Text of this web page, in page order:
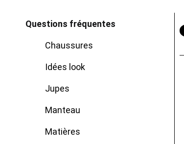
Questions fréquentes
Chaussures
Idées look
Jupes
Manteau
Matières